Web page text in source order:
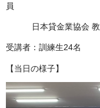
員
日本貸金業協会 教育
受講者：訓練生24名
【当日の様子】